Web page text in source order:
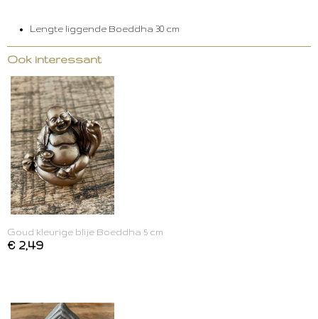
Lengte liggende Boeddha 30 cm
Ook interessant
Goud kleurige blije Boeddha 5 cm
€ 2,49